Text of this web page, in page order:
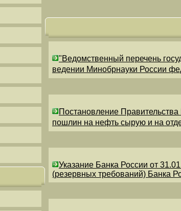
"Ведомственный перечень
ведении Минобрнауки России
Постановление
пошлин на нефть сырую и на
Указание Банка России от
(резервных требований) Банка